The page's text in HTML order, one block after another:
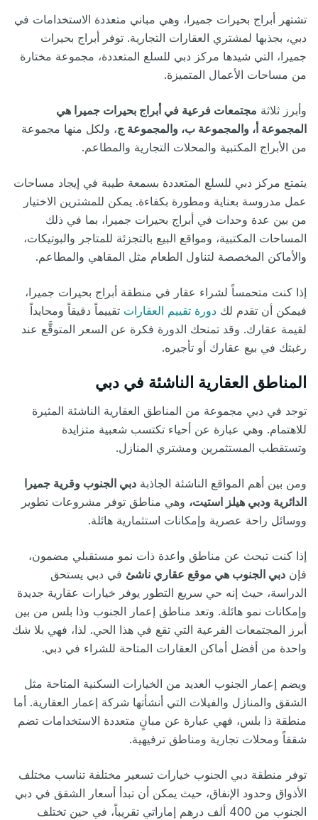
تشتهر أبراج بحيرات جميرا، وهي مباني متعددة الاستخدامات في
دبي، بجذبها لمشتري العقارات التجارية. توفر أبراج بحيرات
جميرا، التي شيدها مركز دبي للسلع المتعددة، مجموعة مختارة
من مساحات الأعمال المتميزة.
وأبرز ثلاثة مجتمعات فرعية في أبراج بحيرات جميرا هي
المجموعة أ، والمجموعة ب، والمجموعة ج، ولكل منها مجموعة
من الأبراج المكتبية والمحلات التجارية والمطاعم.
يتمتع مركز دبي للسلع المتعددة بسمعة طيبة في إيجاد مساحات
عمل مدروسة بعناية ومطورة بكفاءة. يمكن للمشترين الاختيار
من بين عدة وحدات في أبراج بحيرات جميرا، بما في ذلك
المساحات المكتبية، ومواقع البيع بالتجزئة للمتاجر والبوتيكات،
والأماكن المخصصة لتناول الطعام مثل المقاهي والمطاعم.
إذا كنت متحمساً لشراء عقار في منطقة أبراج بحيرات جميرا،
فيمكن أن تقدم لك دورة تقييم العقارات تقييماً دقيقاً ومحايداً
لقيمة عقارك. وقد تمنحك الدورة فكرة عن السعر المتوقَّع عند
رغبتك في بيع عقارك أو تأجيره.
المناطق العقارية الناشئة في دبي
توجد في دبي مجموعة من المناطق العقارية الناشئة المثيرة
للاهتمام. وهي عبارة عن أحياء تكتسب شعبية متزايدة
وتستقطب المستثمرين ومشتري المنازل.
ومن بين أهم المواقع الناشئة الجاذبة دبي الجنوب وقرية جميرا
الدائرية ودبي هيلز استيت، وهي مناطق توفر مشروعات تطوير
ووسائل راحة عصرية وإمكانات استثمارية هائلة.
إذا كنت تبحث عن مناطق واعدة ذات نمو مستقبلي مضمون،
فإن دبي الجنوب هي موقع عقاري ناشئ في دبي يستحق
الدراسة، حيث إنه حي سريع التطور يوفر خيارات عقارية جديدة
وإمكانات نمو هائلة. وتعد مناطق إعمار الجنوب وذا بلس من بين
أبرز المجتمعات الفرعية التي تقع في هذا الحي. لذا، فهي بلا شك
واحدة من أفضل أماكن العقارات المتاحة للشراء في دبي.
ويضم إعمار الجنوب العديد من الخيارات السكنية المتاحة مثل
الشقق والمنازل والفيلات التي أنشأتها شركة إعمار العقارية. أما
منطقة ذا بلس، فهي عبارة عن مبانٍ متعددة الاستخدامات تضم
شققاً ومحلات تجارية ومناطق ترفيهية.
توفر منطقة دبي الجنوب خيارات تسعير مختلفة تناسب مختلف
الأذواق وحدود الإنفاق، حيث يمكن أن تبدأ أسعار الشقق في دبي
الجنوب من 400 ألف درهم إماراتي تقريباً، في حين تختلف